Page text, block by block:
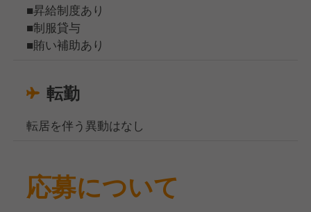
■昇給制度あり
■制服貸与
■賄い補助あり
転勤
転居を伴う異動はなし
応募について